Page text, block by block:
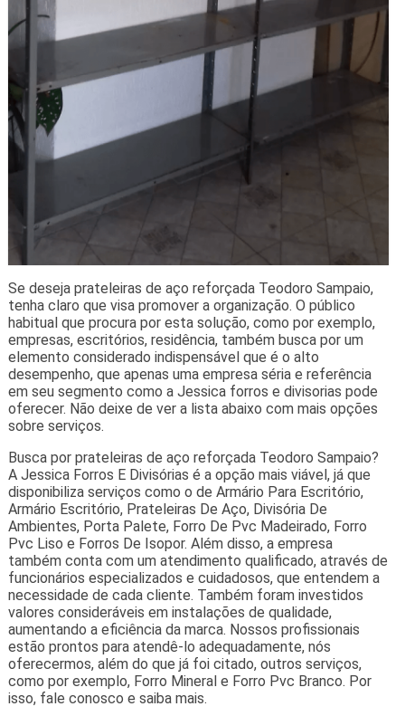
Se deseja prateleiras de aço reforçada Teodoro Sampaio,
tenha claro que visa promover a organização. O público
habitual que procura por esta solução, como por exemplo,
empresas, escritórios, residência, também busca por um
elemento considerado indispensável que é o alto
desempenho, que apenas uma empresa séria e referência
em seu segmento como a Jessica forros e divisorias pode
oferecer. Não deixe de ver a lista abaixo com mais opções
sobre serviços.
Busca por prateleiras de aço reforçada Teodoro Sampaio?
A Jessica Forros E Divisórias é a opção mais viável, já que
disponibiliza serviços como o de Armário Para Escritório,
Armário Escritório, Prateleiras De Aço, Divisória De
Ambientes, Porta Palete, Forro De Pvc Madeirado, Forro
Pvc Liso e Forros De Isopor. Além disso, a empresa
também conta com um atendimento qualificado, através de
funcionários especializados e cuidadosos, que entendem a
necessidade de cada cliente. Também foram investidos
valores consideráveis em instalações de qualidade,
aumentando a eficiência da marca. Nossos profissionais
estão prontos para atendê-lo adequadamente, nós
oferecermos, além do que já foi citado, outros serviços,
como por exemplo, Forro Mineral e Forro Pvc Branco. Por
isso, fale conosco e saiba mais.